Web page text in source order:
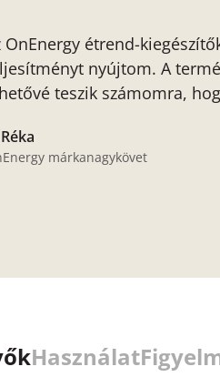
OnEnergy étrend-
nyújtom. A
teszik számomra,
márkanagykövet
Használat